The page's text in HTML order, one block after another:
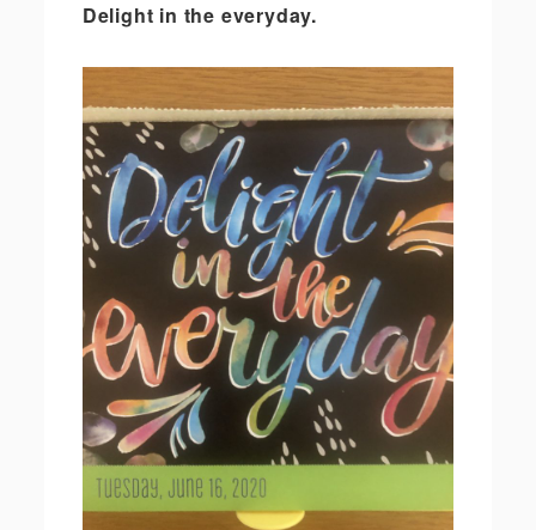
Delight in the everyday.